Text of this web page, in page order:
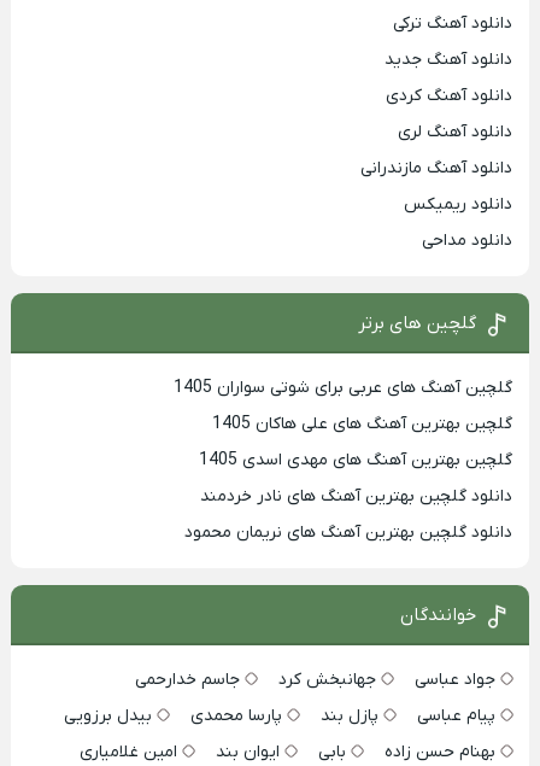
دانلود آهنگ ترکی
دانلود آهنگ جدید
دانلود آهنگ کردی
دانلود آهنگ لری
دانلود آهنگ مازندرانی
دانلود ریمیکس
دانلود مداحی
گلچین های برتر
گلچین آهنگ های عربی برای شوتی سواران 1405
گلچین بهترين آهنگ های علی هاکان 1405
گلچین بهترین آهنگ های مهدی اسدی 1405
دانلود گلچین بهترین آهنگ های نادر خردمند
دانلود گلچین بهترین آهنگ های نریمان محمود
خوانندگان
جواد عباسی جهانبخش کرد
جاسم خدارحمی
پیام عباسی
پازل بند پارسا محمدی
بیدل برزویی
بهنام حسن زاده
بابی ایوان بند
امین غلامیاری